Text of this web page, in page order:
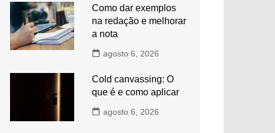
Como dar exemplos
na redação e melhorar
a nota
agosto 6, 2026
Cold canvassing: O
que é e como aplicar
agosto 6, 2026